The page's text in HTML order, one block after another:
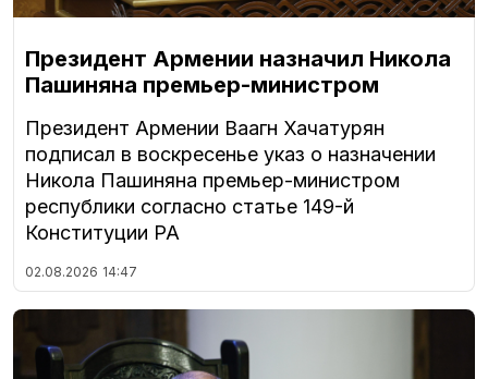
Президент Армении назначил Никола
Пашиняна премьер-министром
Президент Армении Ваагн Хачатурян
подписал в воскресенье указ о назначении
Никола Пашиняна премьер-министром
республики согласно статье 149-й
Конституции РА
02.08.2026 14:47